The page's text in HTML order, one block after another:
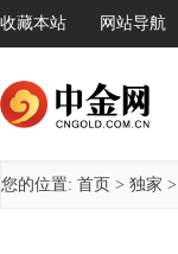
收藏本站 网站导航
您的位置: 首页 > 独家 >